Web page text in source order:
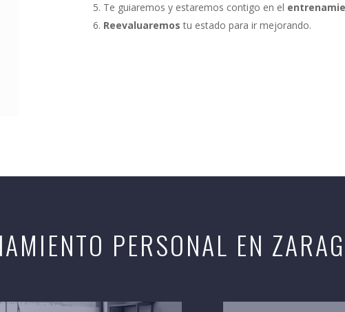
Te guiaremos y estaremos contigo en el
Reevaluaremos tu estado para ir mejorando.
PERSONAL EN